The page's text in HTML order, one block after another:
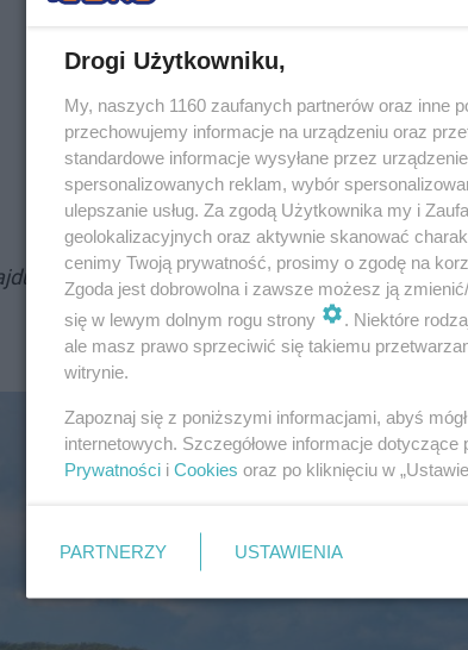
się pod galerią.
"Polskie Como" zachwyca
Drogi Użytkowniku,
My, naszych 1160 zaufanych partnerów oraz inne
przechowujemy informacje na urządzeniu oraz
standardowe informacje wysyłane przez
spersonalizowanych reklam, wybór
ulepszanie usług. Za zgodą Użytkownika my i
geolokalizacyjnych oraz aktywnie skanować
cenimy Twoją prywatność, prosimy o zgodę na
Zgoda jest dobrowolna i zawsze możesz ją
się w lewym dolnym rogu strony
. Niektóre
ale masz prawo sprzeciwić się takiemu
witrynie.
Zapoznaj się z poniższymi informacjami, abyś
internetowych. Szczegółowe informacje
Prywatności i Cookies oraz po kliknięciu w
PARTNERZY USTAWIENIA